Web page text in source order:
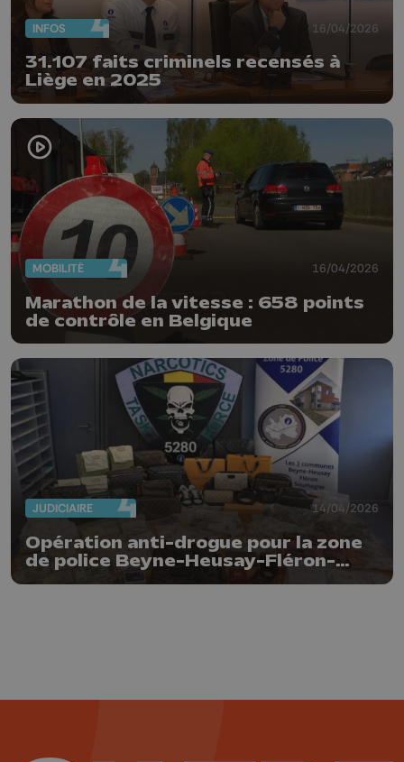
INFOS 16/04/2026
31.107 faits criminels recensés à
Liège en 2025
MOBILITÉ 16/04/2026
Marathon de la vitesse : 658 points
de contrôle en Belgique
JUDICIAIRE 14/04/2026
Opération anti-drogue pour la zone
de police Beyne-Heusay-Fléron-